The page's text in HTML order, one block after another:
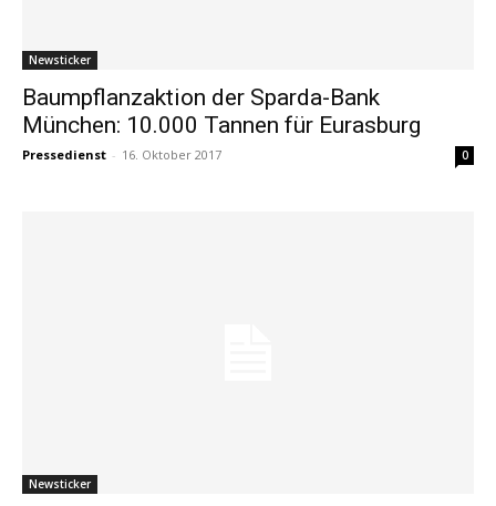
Newsticker
Baumpflanzaktion der Sparda-Bank
München: 10.000 Tannen für Eurasburg
Pressedienst - 16. Oktober 2017 0
Newsticker